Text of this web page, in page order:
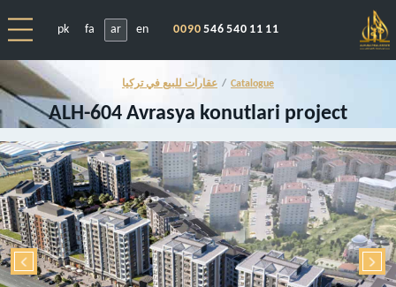
0090 546 540 11 11
en
ar
fa
pk
Catalogue عقارات للبيع في تركيا
ALH-604 Avrasya konutlari project